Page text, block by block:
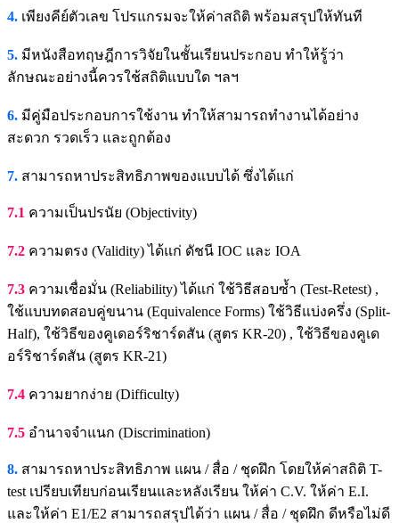
4. เพียงคีย์ตัวเลข โปรแกรมจะให้ค่าสถิติ พร้อมสรุปให้ทันที
5. มีหนังสือทฤษฎีการวิจัยในชั้นเรียนประกอบ ทำให้รู้ว่า
ลักษณะอย่างนี้ควรใช้สถิติแบบใด ฯลฯ
6. มีคู่มือประกอบการใช้งาน ทำให้สามารถทำงานได้อย่าง
สะดวก รวดเร็ว และถูกต้อง
7. สามารถหาประสิทธิภาพของแบบได้ ซึ่งได้แก่
7.1 ความเป็นปรนัย (Objectivity)
7.2 ความตรง (Validity) ได้แก่ ดัชนี IOC และ IOA
7.3 ความเชื่อมั่น (Reliability) ได้แก่ ใช้วิธีสอบซ้ำ (Test-Retest) ,
ใช้แบบทดสอบคู่ขนาน (Equivalence Forms) ใช้วิธีแบ่งครึ่ง (Split-
Half), ใช้วิธีของคูเดอร์ริชาร์ดสัน (สูตร KR-20) , ใช้วิธีของคูเด
อร์ริชาร์ดสัน (สูตร KR-21)
7.4 ความยากง่าย (Difficulty)
7.5 อำนาจจำแนก (Discrimination)
8. สามารถหาประสิทธิภาพ แผน / สื่อ / ชุดฝึก โดยให้ค่าสถิติ T-
test เปรียบเทียบก่อนเรียนและหลังเรียน ให้ค่า C.V. ให้ค่า E.I.
และให้ค่า E1/E2 สามารถสรุปได้ว่า แผน / สื่อ / ชุดฝึก ดีหรือไม่ดี